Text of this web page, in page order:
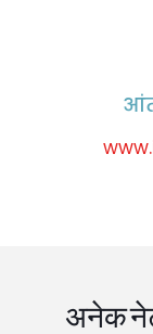
अनेक